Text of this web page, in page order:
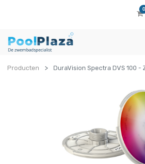
0
Producten DuraVision Spectra DVS 100 -